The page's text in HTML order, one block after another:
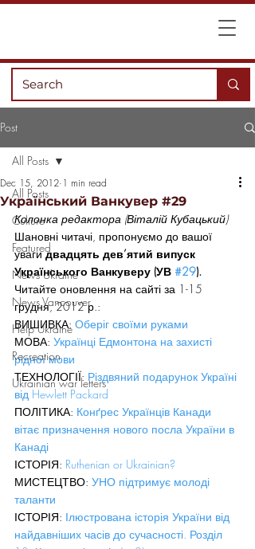
Post
All Posts
Culture
Featured
News Ukraine
News Vancouver
Help Ukraine
Recreation
Ukrainian war letters
All Posts
Український Ванкувер #29
Dec 15, 2012 1 min read
Колонка редактора (Віталій Кубацький)
Шановні читачі, пропонуємо до вашої
уваги двадцять дев’ятий випуск
Українського Ванкуверу (УВ #29).
Читайте оновлення на сайті за 1-15
грудня, 2012 р.:
ВИШИВКА: Оберіг своїми руками
МОВА: Українці Едмонтона на захисті
рідної мови
ТЕХНОЛОГІЇ: Різдвяний подарунок Україні
від Hewlett Packard
ПОЛІТИКА: Конґрес Українців Канади
вітає призначення нового посла України в
Канаді
ІСТОРІЯ: Ruthenian or Ukrainian?
МИСТЕЦТВО: УНО підтримує молоді
таланти
ІСТОРІЯ: Ілюстрована історія України від
найдавніших часів до сучасності. Розділ